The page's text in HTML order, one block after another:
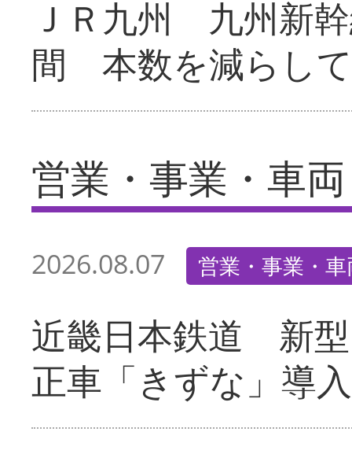
ＪＲ九州 九州新
間 本数を減らし
営業・事業・車両
2026.08.07 営業・事業・
近畿日本鉄道 新
正車「きずな」導入